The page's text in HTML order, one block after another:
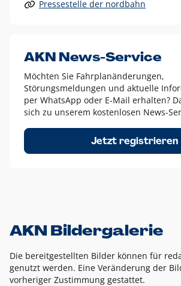
Alle anderen Logo-Varianten dürfen nur
Diese Ausnahmen sind zum Beispiel:
dem AKN Blau,
weißes Logo auf
schwarzes Logo für reine Schwarz-
Um das Logo herum muss ein
Höhe bzw. Breite des N aus AKN in alle
Pressestelle der nordbahn
AKN News-Service
Möchten Sie Fahrplanänderungen,
Störungsmeldungen und aktuelle
per WhatsApp oder E-Mail erhalten?
sich zu unserem kostenlosen News-
Jetzt registrieren
AKN Bildergalerie
Die bereitgestellten Bilder können für
genutzt werden. Eine Veränderung der
vorheriger Zustimmung gestattet.